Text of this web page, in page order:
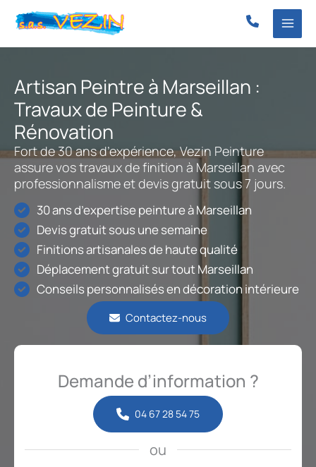
Artisan Peintre à Marseillan :
Travaux de Peinture &
Rénovation
Fort de 30 ans d’expérience, Vezin Peinture
assure vos travaux de finition à Marseillan avec
professionnalisme et devis gratuit sous 7 jours.
30 ans d’expertise peinture à Marseillan
Devis gratuit sous une semaine
Finitions artisanales de haute qualité
Déplacement gratuit sur tout Marseillan
Conseils personnalisés en décoration intérieure
Contactez-nous
Demande d’information ?
04 67 28 54 75
ou